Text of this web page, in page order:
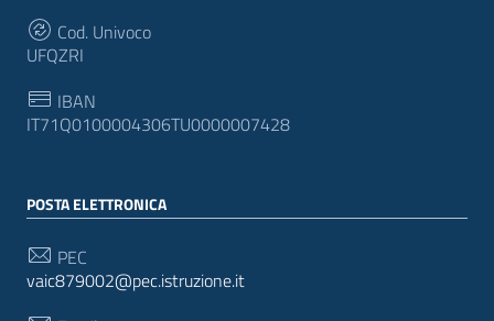
Cod. Univoco
UFQZRI
IBAN
IT71Q0100004306TU0000007428
POSTA ELETTRONICA
PEC
vaic879002@pec.istruzione.it